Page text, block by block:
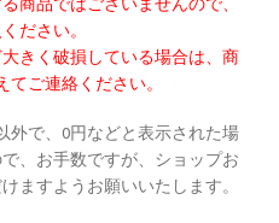
ださい。
きく破損している場合は、商
ご連絡ください。
外で、0円などと表示された場
、お手数ですが、ショップお
ますようお願いいたします。